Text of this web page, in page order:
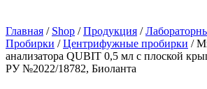
Главная / Shop /Продукция /
Пробирки /Центрифужные пробирки /
анализатора QUBIT 0,5 мл с плоской
РУ №2022/18782, Биоланта